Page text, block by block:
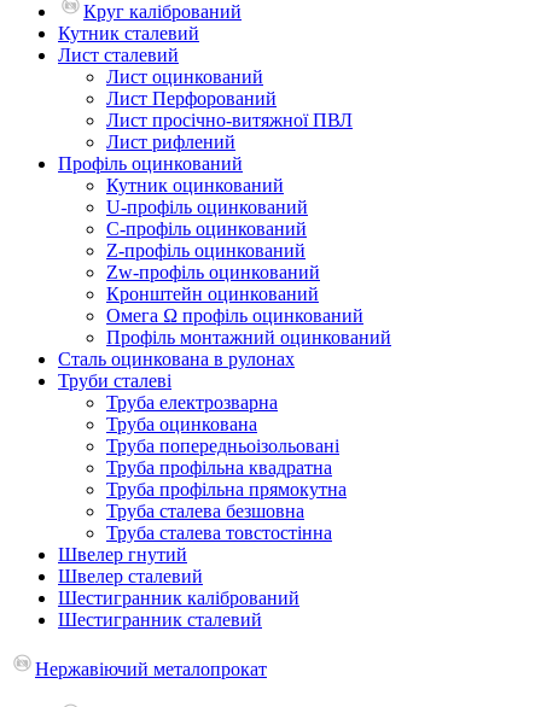
Круг калібрований
Кутник сталевий
Лист сталевий
Лист оцинкований
Лист Перфорований
Лист просічно-витяжної ПВЛ
Лист рифлений
Профіль оцинкований
Кутник оцинкований
U-профіль оцинкований
С-профіль оцинкований
Z-профіль оцинкований
Zw-профіль оцинкований
Кронштейн оцинкований
Омега Ω профіль оцинкований
Профіль монтажний оцинкований
Сталь оцинкована в рулонах
Труби сталеві
Труба електрозварна
Труба оцинкована
Труба попередньоізольовані
Труба профільна квадратна
Труба профільна прямокутна
Труба сталева безшовна
Труба сталева товстостінна
Швелер гнутий
Швелер сталевий
Шестигранник калібрований
Шестигранник сталевий
Нержавіючий металопрокат